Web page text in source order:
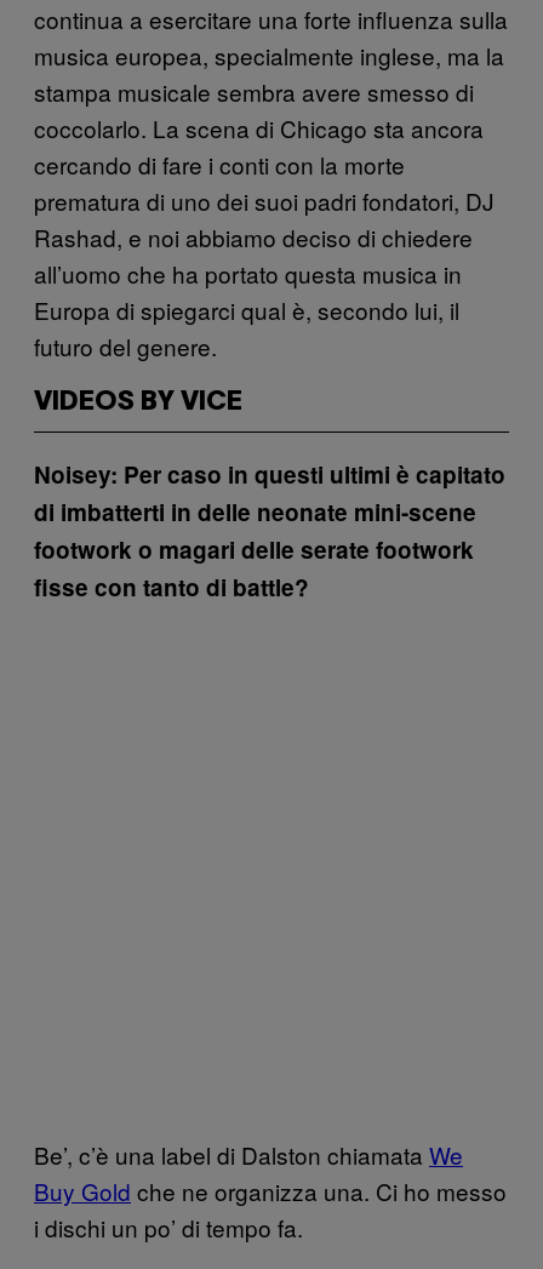
continua a esercitare una forte influenza sulla
musica europea, specialmente inglese, ma la
stampa musicale sembra avere smesso di
coccolarlo. La scena di Chicago sta ancora
cercando di fare i conti con la morte
prematura di uno dei suoi padri fondatori, DJ
Rashad, e noi abbiamo deciso di chiedere
all’uomo che ha portato questa musica in
Europa di spiegarci qual è, secondo lui, il
futuro del genere.
VIDEOS BY VICE
Noisey: Per caso in questi ultimi è capitato
di imbatterti in delle neonate mini-scene
footwork o magari delle serate footwork
fisse con tanto di battle?
Be’, c’è una label di Dalston chiamata We
Buy Gold che ne organizza una. Ci ho messo
i dischi un po’ di tempo fa.